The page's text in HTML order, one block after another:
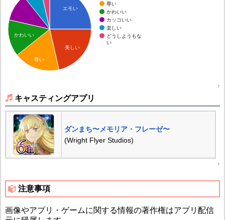
尊い
かわいい
カッコいい
楽しい
どうしようもな
い
エモい
美しい
かわいい
尊い
↑
キャスティングアプリ
ダンまち〜メモリア・フレーゼ〜
(Wright Flyer Studios)
↑
注意事項
画像やアプリ・ゲームに関する情報の著作権はアプリ配信